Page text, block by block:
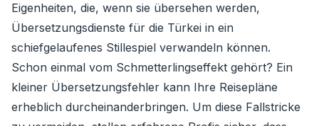
Eigenheiten, die, wenn sie übersehen werden,
Übersetzungsdienste für die Türkei in ein
schiefgelaufenes Stillespiel verwandeln können.
Schon einmal vom Schmetterlingseffekt gehört? Ein
kleiner Übersetzungsfehler kann Ihre Reisepläne
erheblich durcheinanderbringen. Um diese Fallstricke